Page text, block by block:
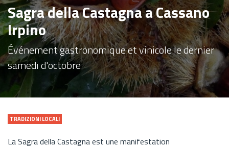
Sagra della Castagna a Cassano
Irpino
Événement gastronomique et vinicole le dernier
samedi d'octobre
TRADIZIONI LOCALI
La Sagra della Castagna est une manifestation